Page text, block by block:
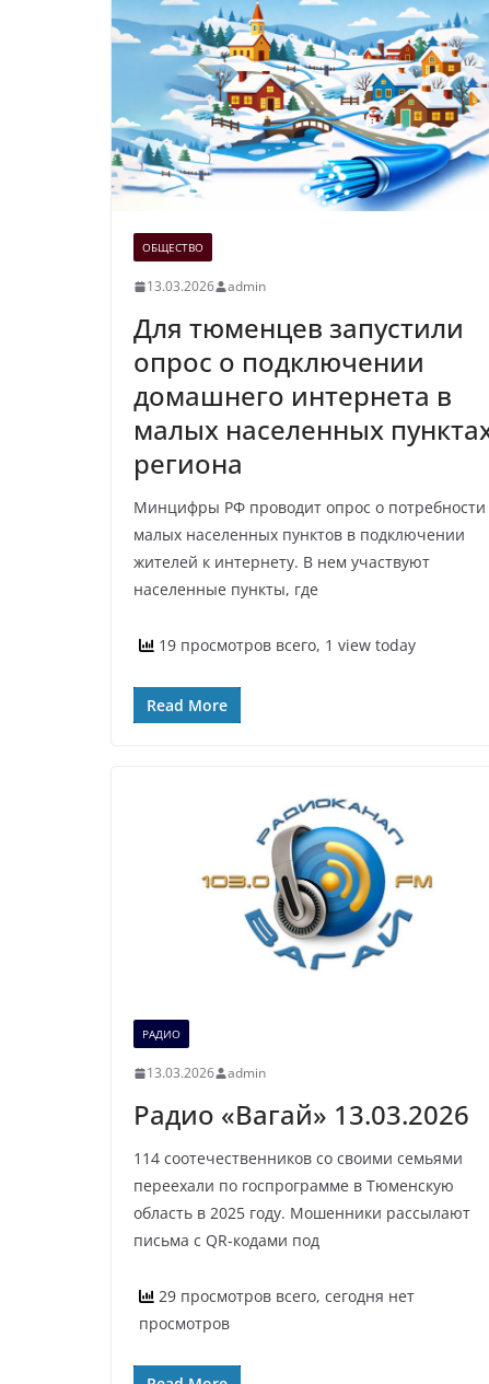
ОБЩЕСТВО
13.03.2026 admin
Для тюменцев запустили
опрос о подключении
домашнего интернета в
малых населенных
региона
Минцифры РФ проводит опрос о потребности
малых населенных пунктов в подключении
жителей к интернету. В нем участвуют
населенные пункты, где
19 просмотров всего, 1 view today
Read More
РАДИО
13.03.2026 admin
Радио «Вагай» 13.03.2026
114 соотечественников со своими семьями
переехали по госпрограмме в Тюменскую
область в 2025 году. Мошенники рассылают
письма с QR-кодами под
29 просмотров всего, сегодня нет
просмотров